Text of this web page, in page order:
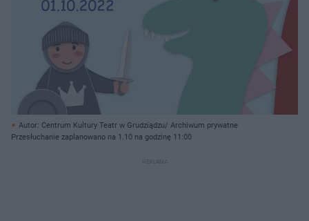
Autor: Centrum Kultury Teatr w Grudziądzu/ Archiwum prywatne
Przesłuchanie zaplanowano na 1.10 na godzinę 11:00